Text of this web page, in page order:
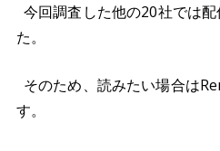
今回調査した他の20社では
た。
そのため、読みたい場合は
す。